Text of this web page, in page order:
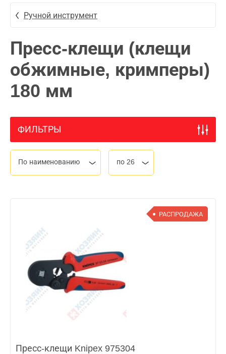
Ручной инструмент
Пресс-клещи (клещи
обжимные, кримперы)
180 мм
ФИЛЬТРЫ
По наименованию по 26
РАСПРОДАЖА
Пресс-клещи Knipex 975304